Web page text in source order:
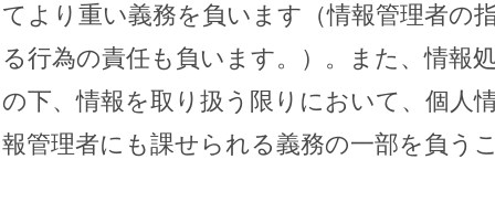
てより重い義務を負います（情報管理者の
る行為の責任も負います。）。また、情報
の下、情報を取り扱う限りにおいて、個人
報管理者にも課せられる義務の一部を負う